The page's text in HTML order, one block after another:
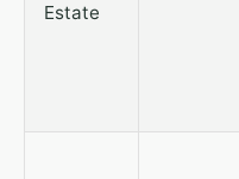
Estate